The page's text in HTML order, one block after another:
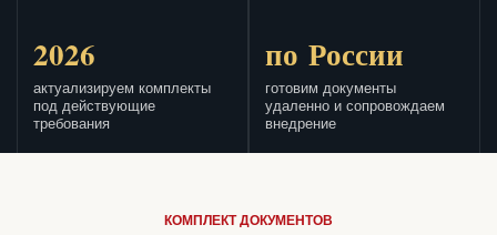
2026
актуализируем комплекты
под действующие
требования
по России
готовим документы
удаленно и сопровождаем
внедрение
КОМПЛЕКТ ДОКУМЕНТОВ